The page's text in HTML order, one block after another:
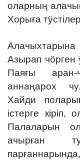
оларның
Хорыға
Азырап чӧрген
Паяғы аран-
аннаңарох
Хайди
істерге кіріп,
Палаларын
ачырған